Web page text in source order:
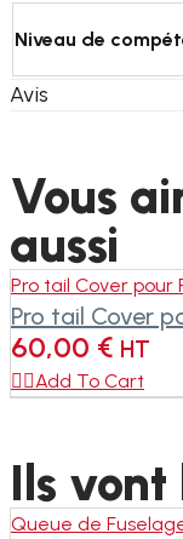
Niveau de
Avis
Vous
aussi
Pro tail Cover pour
Pro tail Cover
60,00 € HT
Add To Cart
Ils vont
Queue de